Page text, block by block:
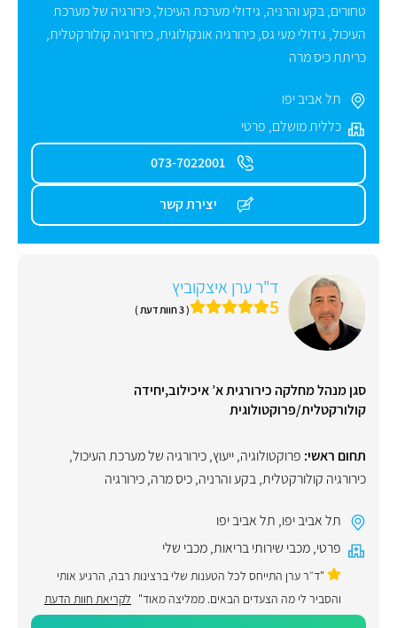
טחורים,בקע והרניה, גידולי מערכת העיכול,כירורגיה של מערכת
העיכול, גידולי מעי גס,כירורגיה אונקולוגית,כירורגיה קולורקטלית,
כריתת כיס מרה
תל אביב יפו
כללית מושלם, פרטי
073-7022001
יצירת קשר
ד"ר ערן איצקוביץ
5 ( 3 חוות דעת )
סגן מנהל מחלקה כירורגית א’ איכילוב,יחידה
קולורקטלית/פרוקטולוגית
תחום ראשי: פרוקטולוגיה,ייעוץ,כירורגיה של מערכת העיכול,
כירורגיה קולורקטלית,בקע והרניה,כיס מרה,כירורגיה
תל אביב יפו, תל אביב יפו
פרטי,מכבי שירותי בריאות,מכבי שלי
"ד״ר ערן התייחס לכל הטענות שלי ברצינות רבה, הרגיע אותי
והסביר לי מה הצעדים הבאים. ממליצה מאוד" לקריאת חוות הדעת